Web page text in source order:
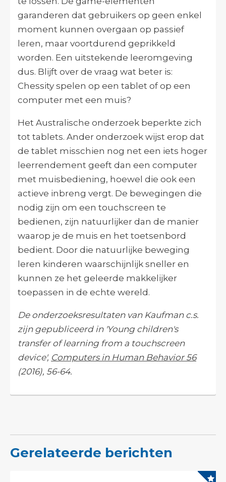
garanderen dat gebruikers op geen enkel
moment kunnen overgaan op passief
leren, maar voortdurend geprikkeld
worden. Een uitstekende leeromgeving
dus. Blijft over de vraag wat beter is:
Chessity spelen op een tablet of op een
computer met een muis?
Het Australische onderzoek beperkte zich
tot tablets. Ander onderzoek wijst erop dat
de tablet misschien nog net een iets hoger
leerrendement geeft dan een computer
met muisbediening, hoewel die ook een
actieve inbreng vergt. De bewegingen die
nodig zijn om een touchscreen te
bedienen, zijn natuurlijker dan de manier
waarop je de muis en het toetsenbord
bedient. Door die natuurlijke beweging
leren kinderen waarschijnlijk sneller en
kunnen ze het geleerde makkelijker
toepassen in de echte wereld.
De onderzoeksresultaten van Kaufman c.s.
zijn gepubliceerd in 'Young children's
transfer of learning from a touchscreen
device', Computers in Human Behavior 56
(2016), 56-64.
Gerelateerde berichten